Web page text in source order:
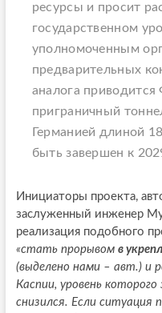
ресурсы и просит
государственном
уполномоченным
предварительных
аналога
приграничный
Германией длиной
быть завершен к
Инициаторы проекта,
заслуженный инженер
реализация подобного
«стать прорывом в
(выделено нами – авт.) и
Каспии, уровень
снизился. Если ситуация